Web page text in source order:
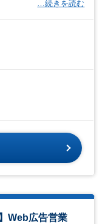
…続きを読む
Web広告営業